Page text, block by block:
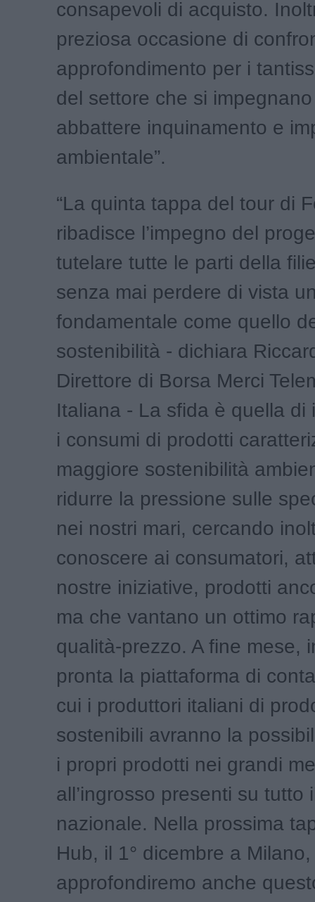
consapevoli di acquisto.
preziosa occasione di
approfondimento per i
del settore che si
abbattere inquinamento e
ambientale”.
“La quinta tappa del tour di
ribadisce l’impegno del
tutelare tutte le parti della
senza mai perdere di vista
fondamentale come quello
sostenibilità - dichiara
Direttore di Borsa Merci
Italiana - La sfida è quella di
i consumi di prodotti
maggiore sostenibilità
ridurre la pressione sulle
nei nostri mari, cercando
conoscere ai consumatori,
nostre iniziative, prodotti
ma che vantano un ottimo
qualità-prezzo. A fine mese,
pronta la piattaforma di
cui i produttori italiani di
sostenibili avranno la
i propri prodotti nei grandi
all’ingrosso presenti su tutto
nazionale. Nella prossima
Hub, il 1° dicembre a Milano,
approfondiremo anche